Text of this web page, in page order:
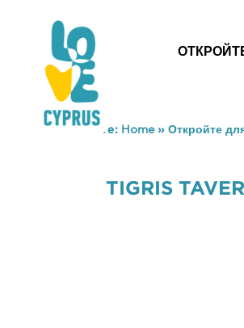
You are here: Home» Откройте
TIGRIS